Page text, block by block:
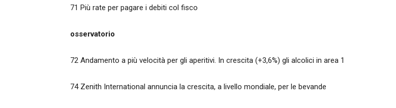
71 Più rate per pagare i debiti col fisco
osservatorio
72 Andamento a più velocità per gli aperitivi. In crescita (+3,6%) gli alcolici in area 1
74 Zenith International annuncia la crescita, a livello mondiale, per le bevande